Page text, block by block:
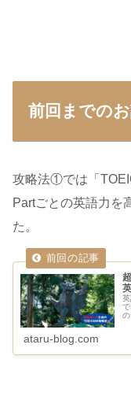
前回までの
攻略法①では「
Partごとの英語力を
た。
ataru-blog.com